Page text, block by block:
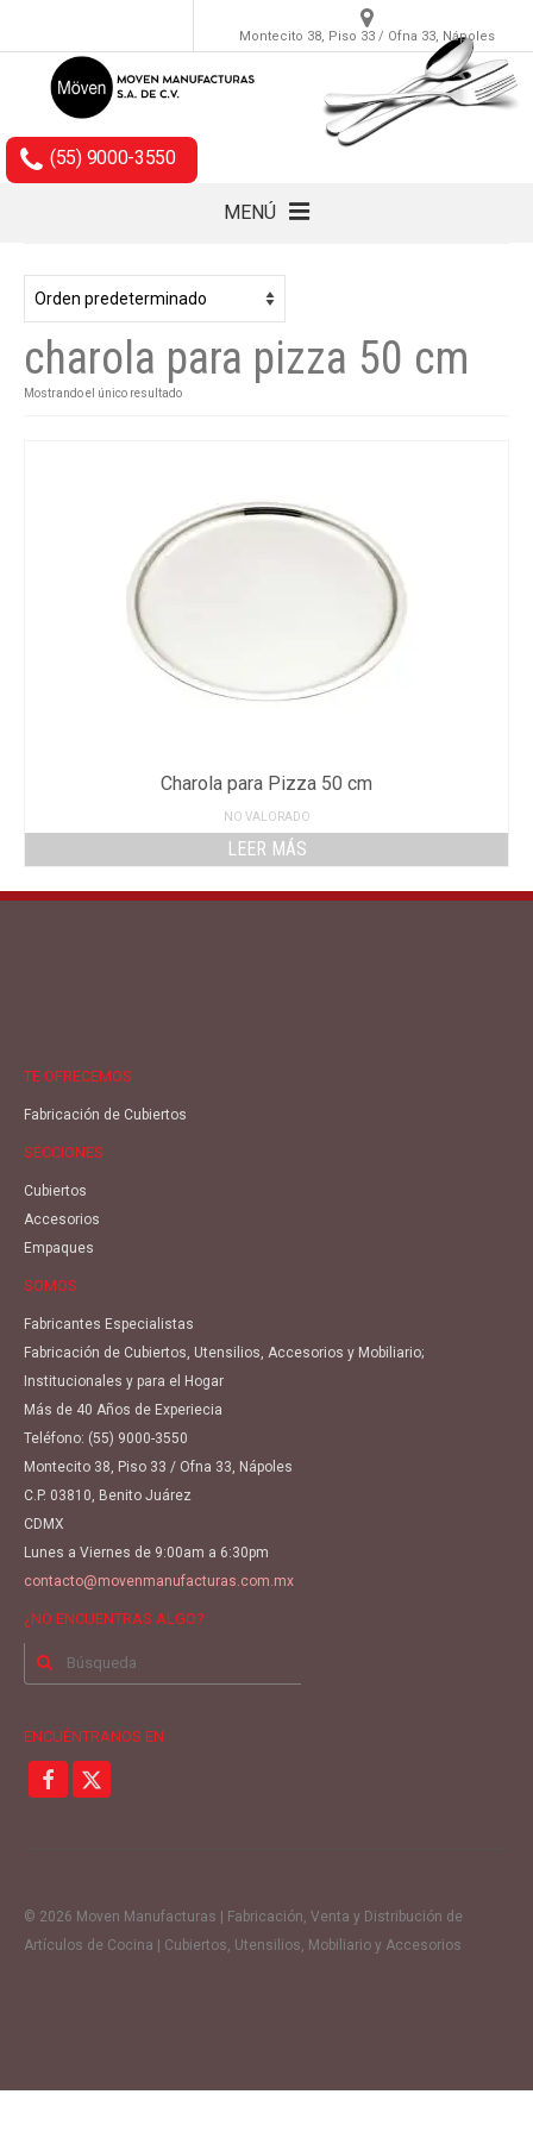
Montecito 38, Piso 33 / Ofna 33, Nápoles
(55) 9000-3550
MENÚ
Cubiertos
Accesorios
Empaques
charola para pizza 50 cm
Mostrando el único resultado
Charola para Pizza 50 cm
NO VALORADO
LEER MÁS
TE OFRECEMOS
Fabricación de Cubiertos
SECCIONES
Cubiertos
Accesorios
Empaques
SOMOS
Fabricantes Especialistas
Fabricación de Cubiertos, Utensilios, Accesorios y Mobiliario;
Institucionales y para el Hogar
Más de 40 Años de Experiecia
Teléfono: (55) 9000-3550
Montecito 38, Piso 33 / Ofna 33, Nápoles
C.P. 03810, Benito Juárez
CDMX
Lunes a Viernes de 9:00am a 6:30pm
contacto@movenmanufacturas.com.mx
¿NO ENCUENTRAS ALGO?
Buscar
ENCUÉNTRANOS EN
© 2026 Moven Manufacturas | Fabricación, Venta y Distribución de
Artículos de Cocina | Cubiertos, Utensilios, Mobiliario y Accesorios